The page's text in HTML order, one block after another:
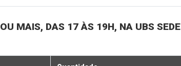
MAIS, DAS 17 ÀS 19H, NA UBS SEDE